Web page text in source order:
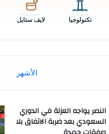
تكنولوجيا لايف ستايل
الأشهر
النصر يواجه العزلة في الدوري
السعودي بعد ضربة الاتفاق بلا